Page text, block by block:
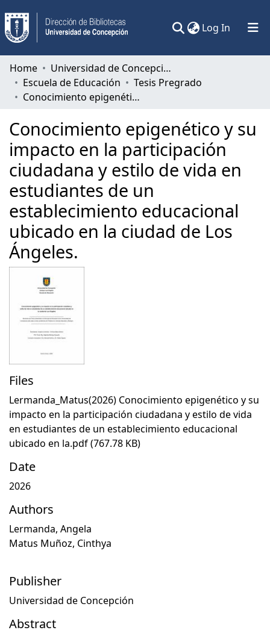
Log In (current)
Communities & Collections
All of DSpace
Home
Universidad de Concepción
Escuela de Educación
Tesis Pregrado
Conocimiento epigenético y su impacto en la participación ciudadana y estilo de vida en estudiantes de un establecimiento educacional ubicado en la ciudad de Los Ángeles.
Conocimiento epigenético y su
impacto en la participación
ciudadana y estilo de vida en
estudiantes de un
establecimiento educacional
ubicado en la ciudad de Los
Ángeles.
Files
Lermanda_Matus(2026) Conocimiento epigenético y su
impacto en la participación ciudadana y estilo de vida
en estudiantes de un establecimiento educacional
ubicado en la.pdf(767.78 KB)
Date
2026
Authors
Lermanda, Angela
Matus Muñoz, Cinthya
Publisher
Universidad de Concepción
Abstract